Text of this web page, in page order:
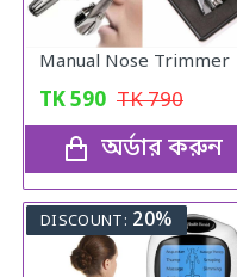
Manual Nose Trimmer
TK590 TK790
অর্ডার করুন
DISCOUNT: 20%